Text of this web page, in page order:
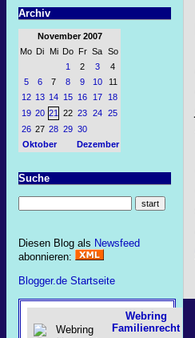
Archiv
November 2007
Mo Di Mi Do Fr Sa So
1
2 3
4
5
6 7 8 9 10
11
12 13 14 15 16 17
18
19 20 21 22 23 24
25
26 27 28 29 30
Oktober
Dezember
Suche
Diesen Blog als Newsfeed
abonnieren:
Blogger.de Startseite
Webring
Familienrecht